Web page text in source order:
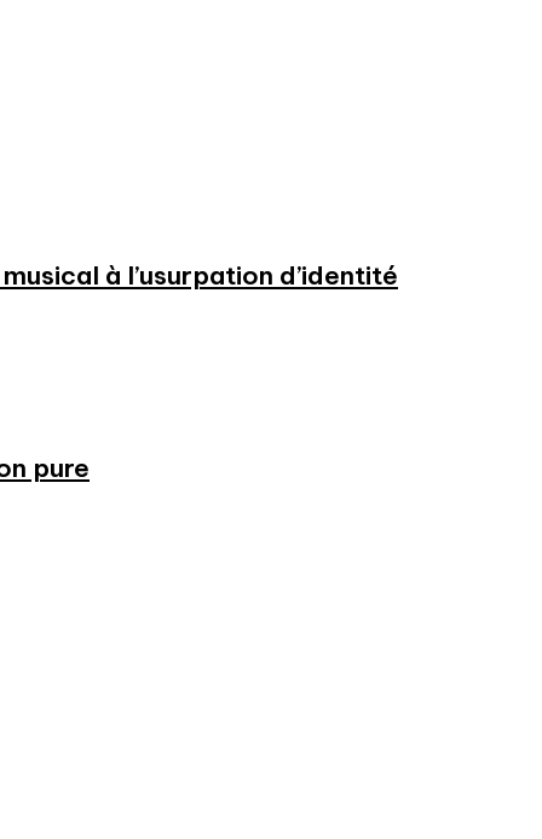
à l’usurpation d’identité
pure